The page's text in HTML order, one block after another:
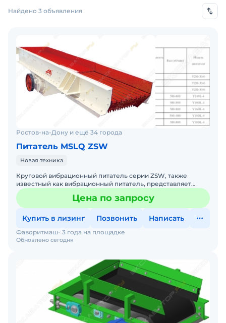
Найдено 3 объявления
Ростов-на-Дону и ещё 34 города
Питатель MSLQ ZSW
Новая техника
Круговой вибрационный питатель серии ZSW, также
известный как вибрационный питатель, представляет
собой новый линейный вибрационный питатель со
сверхнизким профЦена по запросу
Купить в лизинг Позвонить Написать
Обновлено сегодня
Фаворитмаш 3 года на площадке